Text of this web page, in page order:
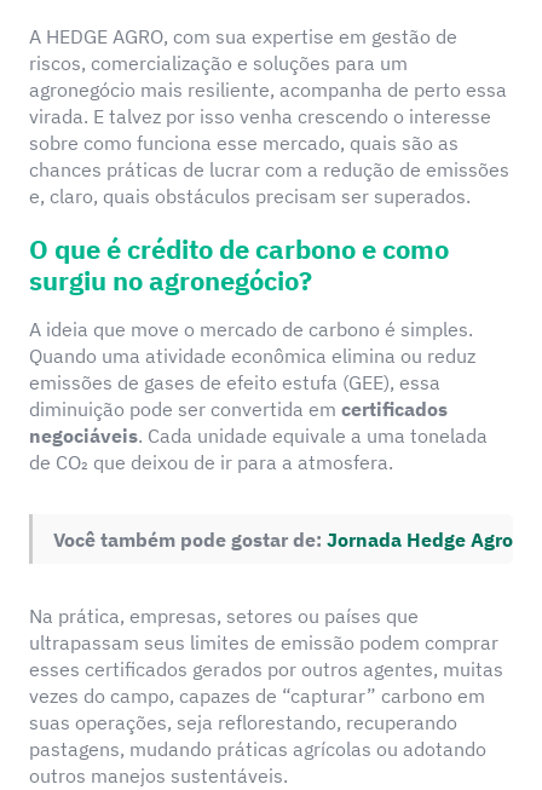
A HEDGE AGRO, com sua expertise em gestão de
riscos, comercialização e soluções para um
agronegócio mais resiliente, acompanha de perto essa
virada. E talvez por isso venha crescendo o interesse
sobre como funciona esse mercado, quais são as
chances práticas de lucrar com a redução de emissões
e, claro, quais obstáculos precisam ser superados.
O que é crédito de carbono e como
surgiu no agronegócio?
A ideia que move o mercado de carbono é simples.
Quando uma atividade econômica elimina ou reduz
emissões de gases de efeito estufa (GEE), essa
diminuição pode ser convertida em certificados
negociáveis. Cada unidade equivale a uma tonelada
de CO₂ que deixou de ir para a atmosfera.
Você também pode gostar de: Jornada Hedge Agro
Na prática, empresas, setores ou países que
ultrapassam seus limites de emissão podem comprar
esses certificados gerados por outros agentes, muitas
vezes do campo, capazes de “capturar” carbono em
suas operações, seja reflorestando, recuperando
pastagens, mudando práticas agrícolas ou adotando
outros manejos sustentáveis.